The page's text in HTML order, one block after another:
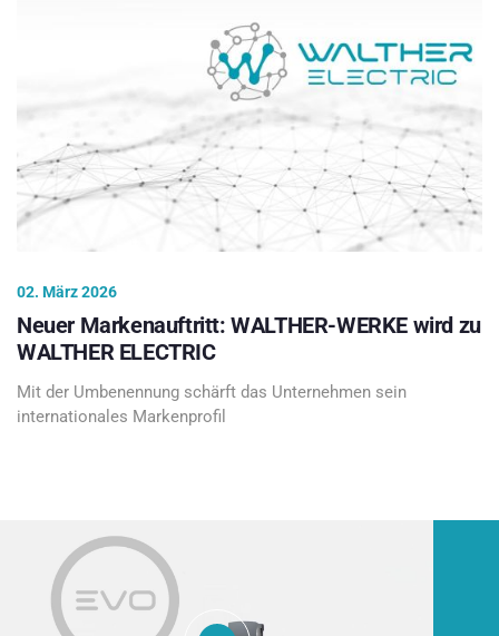
02. März 2026
Neuer Markenauftritt: WALTHER-WERKE wird zu
WALTHER ELECTRIC
Mit der Umbenennung schärft das Unternehmen sein
internationales Markenprofil